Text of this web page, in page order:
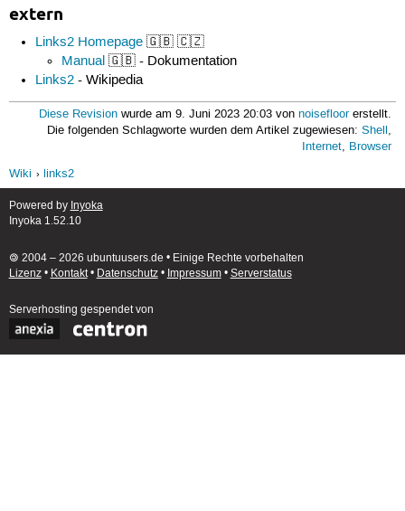
extern
Links2 Homepage 🇬🇧 🇨🇿
Manual 🇬🇧 - Dokumentation
Links2 - Wikipedia
Diese Revision wurde am 9. Juni 2023 20:03 vonnoisefloorerstellt.
Die folgenden Schlagworte wurden dem Artikel zugewiesen:Shell,
Internet, Browser
Wiki
links2
Powered by Inyoka
Inyoka 1.52.10
🄯 2004 – 2026 ubuntuusers.de • Einige Rechte vorbehalten
Lizenz• Kontakt• Datenschutz• Impressum• Serverstatus
Serverhosting gespendet von